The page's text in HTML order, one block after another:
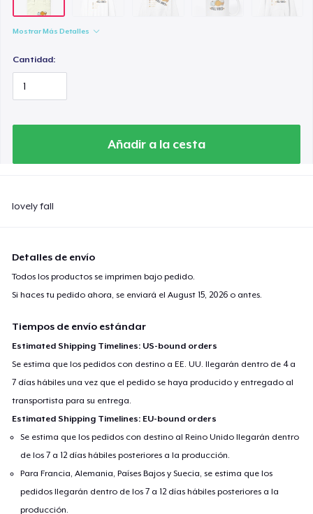
Mostrar Más Detalles
Cantidad:
Añadir a la cesta
lovely fall
Detalles de envío
Todos los productos se imprimen bajo pedido.
Si haces tu pedido ahora, se enviará elAugust 15, 2026 o antes.
Tiempos de envío estándar
Estimated Shipping Timelines: US-bound orders
Se estima que los pedidos con destino a EE. UU. llegarán dentro de 4 a
7 días hábiles una vez que el pedido se haya producido y entregado al
transportista para su entrega.
Estimated Shipping Timelines: EU-bound orders
Se estima que los pedidos con destino al Reino Unido llegarán dentro
de los 7 a 12 días hábiles posteriores a la producción.
Para Francia, Alemania, Países Bajos y Suecia, se estima que los
pedidos llegarán dentro de los 7 a 12 días hábiles posteriores a la
producción.